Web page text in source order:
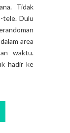
Tidak
tele. Dulu
area
waktu.
hadir ke